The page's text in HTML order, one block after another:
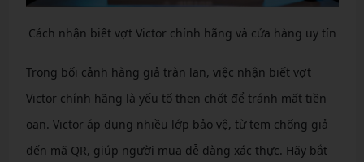
Cách nhận biết vợt Victor chính hãng và cửa hàng uy tín
Trong bối cảnh hàng giả tràn lan, việc nhận biết vợt
Victor chính hãng là yếu tố then chốt để tránh mất tiền
oan. Victor áp dụng nhiều lớp bảo vệ, từ tem chống giả
đến mã QR, giúp người mua dễ dàng xác thực. Hãy bắt